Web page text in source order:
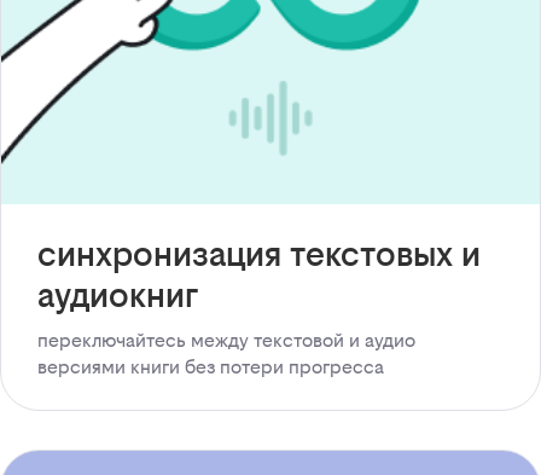
синхронизация текстовых и
аудиокниг
переключайтесь между текстовой и аудио
версиями книги без потери прогресса